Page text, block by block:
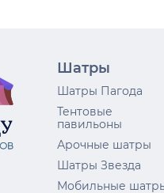
Шатры
Шатры Пагода
Тентовые
павильоны
Арочные шатры
Шатры Звезда
Мобильные